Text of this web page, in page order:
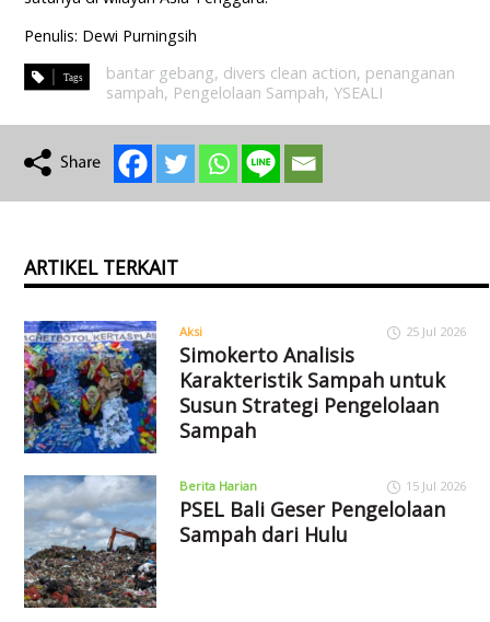
Penulis: Dewi Purningsih
bantar gebang, divers clean action, penanganan
sampah, Pengelolaan Sampah, YSEALI
ARTIKEL TERKAIT
Aksi 25 Jul 2026
Simokerto Analisis
Karakteristik Sampah untuk
Susun Strategi Pengelolaan
Sampah
Berita Harian 15 Jul 2026
PSEL Bali Geser Pengelolaan
Sampah dari Hulu